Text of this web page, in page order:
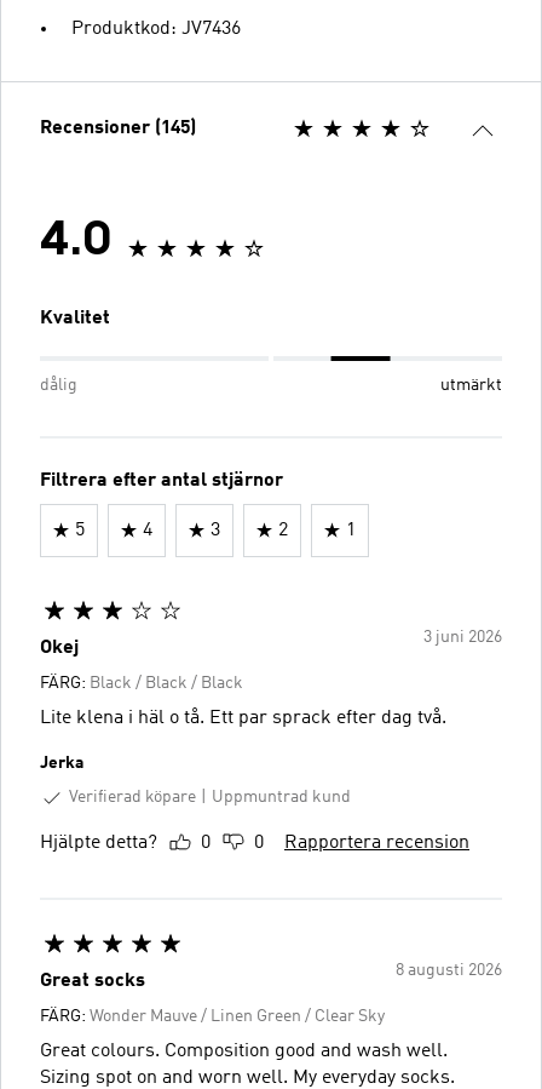
Produktkod: JV7436
Recensioner (145)
4.0
Kvalitet
dålig utmärkt
Filtrera efter antal stjärnor
5 4 3 2 1
3 juni 2026
Okej
FÄRG: Black / Black / Black
Lite klena i häl o tå. Ett par sprack efter dag två.
Jerka
Verifierad köpare
Uppmuntrad kund
Hjälpte detta? 0 0 Rapportera recension
8 augusti 2026
Great socks
FÄRG: Wonder Mauve / Linen Green / Clear Sky
Great colours. Composition good and wash well.
Sizing spot on and worn well. My everyday socks.